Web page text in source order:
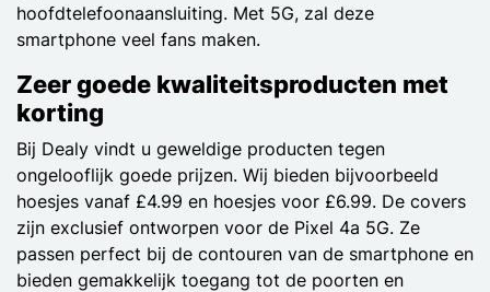
hoofdtelefoonaansluiting. Met 5G, zal deze
smartphone veel fans maken.
Zeer goede kwaliteitsproducten met
korting
Bij Dealy vindt u geweldige producten tegen
ongelooflijk goede prijzen. Wij bieden bijvoorbeeld
hoesjes vanaf £4.99 en hoesjes voor £6.99. De covers
zijn exclusief ontworpen voor de Pixel 4a 5G. Ze
passen perfect bij de contouren van de smartphone en
bieden gemakkelijk toegang tot de poorten en